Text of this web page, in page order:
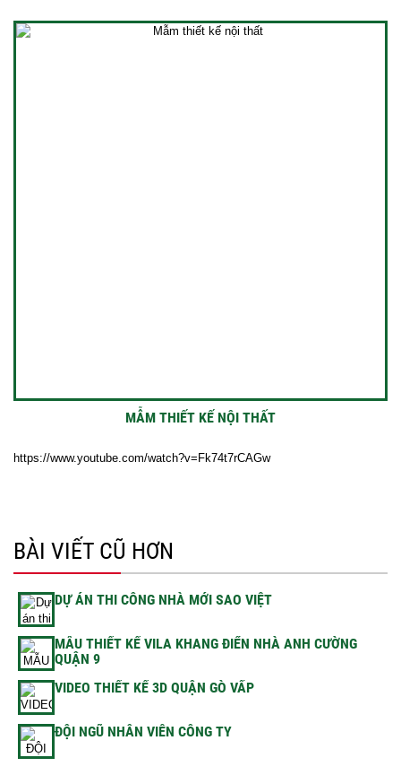
MẪM THIẾT KẾ NỘI THẤT
https://www.youtube.com/watch?v=Fk74t7rCAGw
BÀI VIẾT CŨ HƠN
DỰ ÁN THI CÔNG NHÀ MỚI SAO VIỆT
MẪU THIẾT KẾ VILA KHANG ĐIỂN NHÀ ANH CƯỜNG
QUẬN 9
VIDEO THIẾT KẾ 3D QUẬN GÒ VẤP
ĐỘI NGŨ NHÂN VIÊN CÔNG TY